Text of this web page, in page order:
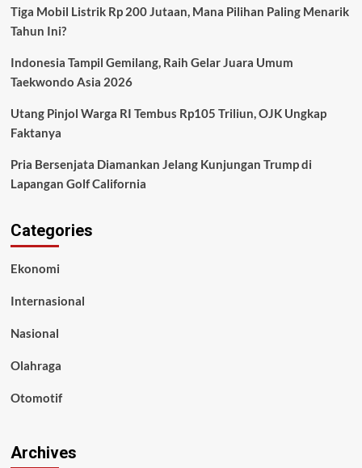
Tiga Mobil Listrik Rp 200 Jutaan, Mana Pilihan Paling Menarik
Tahun Ini?
Indonesia Tampil Gemilang, Raih Gelar Juara Umum
Taekwondo Asia 2026
Utang Pinjol Warga RI Tembus Rp105 Triliun, OJK Ungkap
Faktanya
Pria Bersenjata Diamankan Jelang Kunjungan Trump di
Lapangan Golf California
Categories
Ekonomi
Internasional
Nasional
Olahraga
Otomotif
Archives